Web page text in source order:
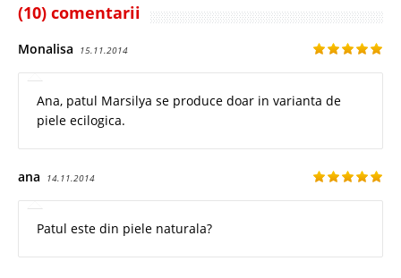
(10) comentarii
Monalisa 15.11.2014
Ana, patul Marsilya se produce doar in varianta de
piele ecilogica.
ana 14.11.2014
Patul este din piele naturala?